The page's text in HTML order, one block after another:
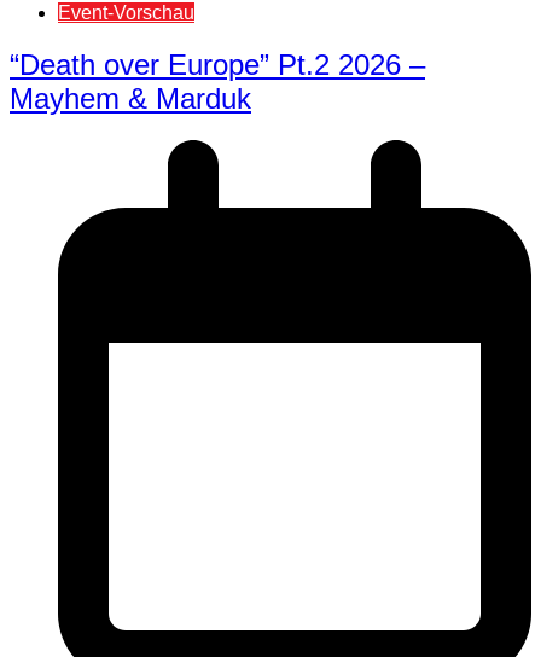
Event-Vorschau
“Death over Europe” Pt.2 2026 –
Mayhem & Marduk